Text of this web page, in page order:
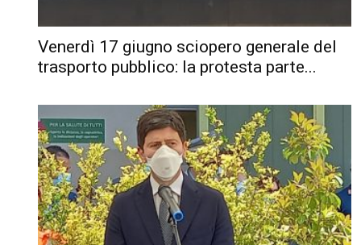
Venerdì 17 giugno sciopero generale del
trasporto pubblico: la protesta parte...